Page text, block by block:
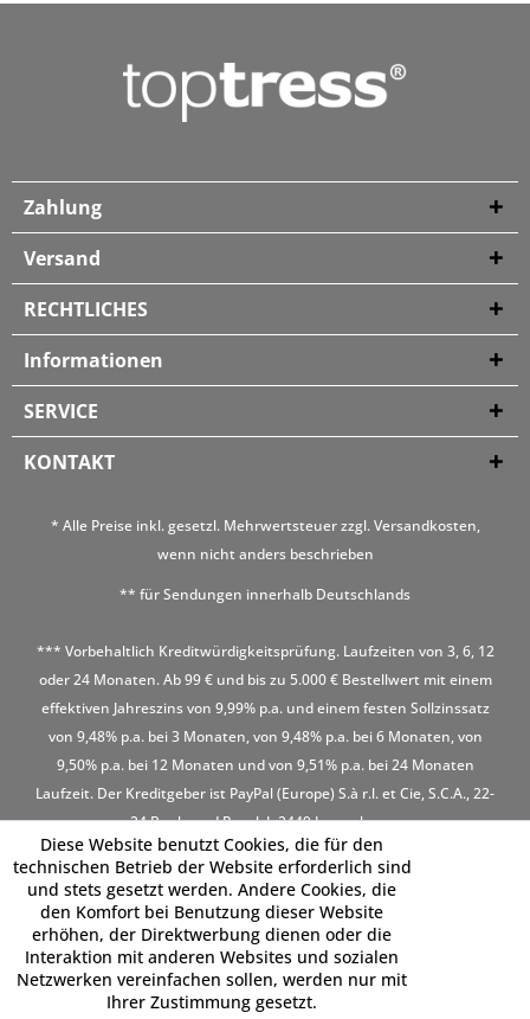
Zahlung
Versand
RECHTLICHES
Informationen
SERVICE
KONTAKT
* Alle Preise inkl. gesetzl. Mehrwertsteuer zzgl.Versandkosten,
wenn nicht anders beschrieben
** für Sendungen innerhalb Deutschlands
*** Vorbehaltlich Kreditwürdigkeitsprüfung. Laufzeiten von 3, 6, 12
oder 24 Monaten. Ab 99 € und bis zu 5.000 € Bestellwert mit einem
effektiven Jahreszins von 9,99% p.a. und einem festen Sollzinssatz
von 9,48% p.a. bei 3 Monaten, von 9,48% p.a. bei 6 Monaten, von
9,50% p.a. bei 12 Monaten und von 9,51% p.a. bei 24 Monaten
Laufzeit. Der Kreditgeber ist PayPal (Europe) S.à r.l. et Cie, S.C.A., 22-
24 Boulevard Royal, L-2449 Luxembourg
Diese Website benutzt Cookies, die für den
technischen Betrieb der Website erforderlich sind
und stets gesetzt werden. Andere Cookies, die
den Komfort bei Benutzung dieser Website
erhöhen, der Direktwerbung dienen oder die
Interaktion mit anderen Websites und sozialen
Netzwerken vereinfachen sollen, werden nur mit
Ihrer Zustimmung gesetzt.